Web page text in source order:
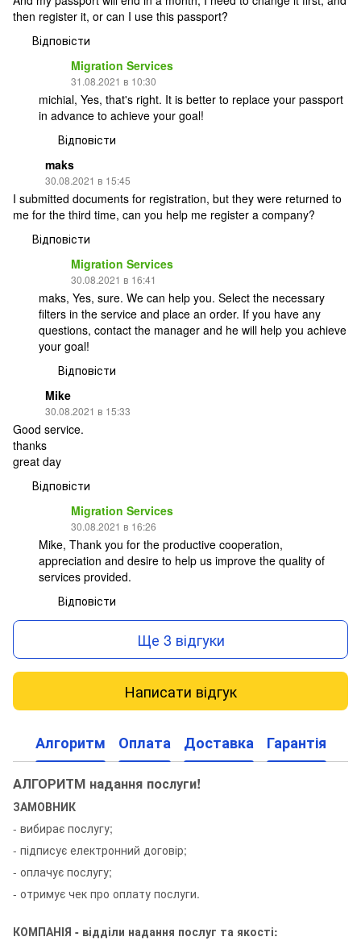
then register it, or can I use this passport?
Відповісти
Migration Services
31.08.2021 в 10:30
michial, Yes, that's right. It is better to replace your passport
in advance to achieve your goal!
Відповісти
maks
30.08.2021 в 15:45
I submitted documents for registration, but they were returned to
me for the third time, can you help me register a company?
Відповісти
Migration Services
30.08.2021 в 16:41
maks, Yes, sure. We can help you. Select the necessary
filters in the service and place an order. If you have any
questions, contact the manager and he will help you achieve
your goal!
Відповісти
Mike
30.08.2021 в 15:33
Good service.
thanks
great day
Відповісти
Migration Services
30.08.2021 в 16:26
Mike, Thank you for the productive cooperation,
appreciation and desire to help us improve the quality of
services provided.
Відповісти
Ще 3 відгуки
Написати відгук
Алгоритм Оплата Доставка Гарантія
АЛГОРИТМ надання послуги!
ЗАМОВНИК
- вибирає послугу;
- підписує електронний договір;
- оплачує послугу;
- отримує чек про оплату послуги.
КОМПАНІЯ - відділи надання послуг та якості: